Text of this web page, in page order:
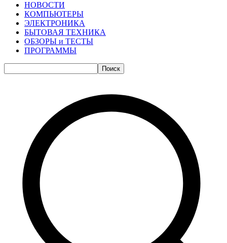
НОВОСТИ
КОМПЬЮТЕРЫ
ЭЛЕКТРОНИКА
БЫТОВАЯ ТЕХНИКА
ОБЗОРЫ и ТЕСТЫ
ПРОГРАММЫ
Поиск